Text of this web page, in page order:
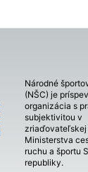
Národné
(NŠC) je
organizácia s
subjektivitou v
zriaďovateľskej
Ministerstva
ruchu a športu
republiky.